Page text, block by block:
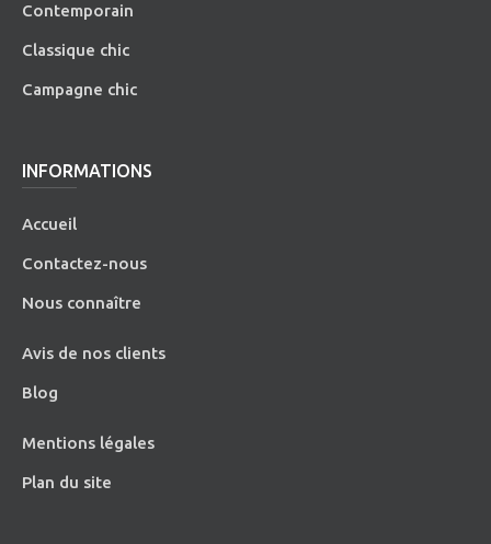
Contemporain
Classique chic
Campagne chic
INFORMATIONS
Accueil
Contactez-nous
Nous connaître
Avis de nos clients
Blog
Mentions légales
Plan du site